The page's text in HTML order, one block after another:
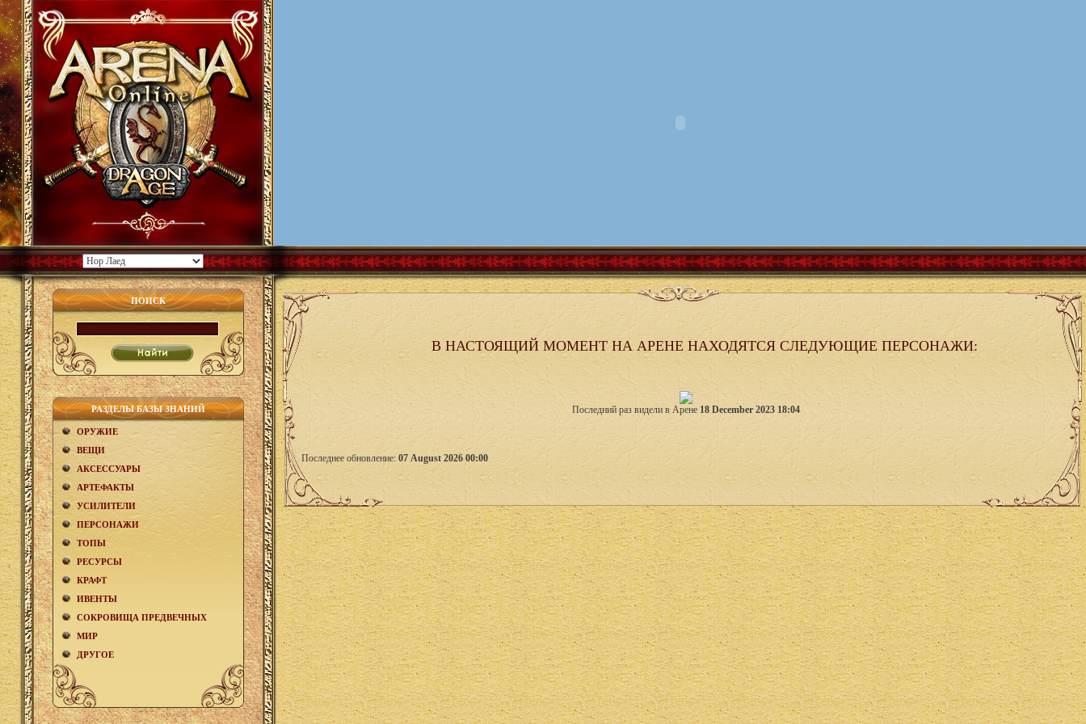
ПОИСК
РАЗДЕЛЫ БАЗЫ ЗНАНИЙ
ОРУЖИЕ
ВЕЩИ
АКCЕСCУАРЫ
АРТЕФАКТЫ
УСИЛИТЕЛИ
ПЕРСОНАЖИ
ТОПЫ
РЕСУРСЫ
КРАФТ
ИВЕНТЫ
СОКРОВИЩА ПРЕДВЕЧНЫХ
МИР
ДРУГОЕ
В НАСТОЯЩИЙ МОМЕНТ НА АРЕНЕ НАХОДЯТСЯ СЛЕДУЮЩИЕ ПЕРСОНАЖИ:
Последний раз видели в Арене 18 December 2023 18:04
Последнее обновление: 07 August 2026 00:00